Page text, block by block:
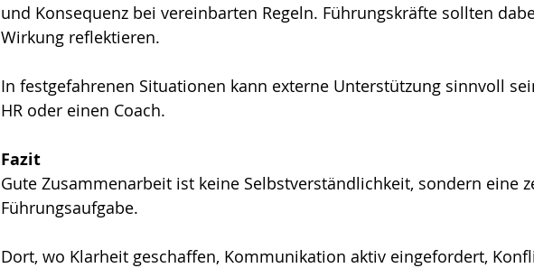
und Konsequenz bei vereinbarten Regeln. Führungskräfte sollten
Wirkung reflektieren.
In festgefahrenen Situationen kann externe Unterstützung sinnvoll
HR oder einen Coach.
Fazit
Gute Zusammenarbeit ist keine Selbstverständlichkeit, sondern eine
Führungsaufgabe.
Dort, wo Klarheit geschaffen, Kommunikation aktiv eingefordert,